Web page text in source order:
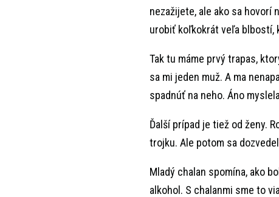
nezažijete, ale ako sa hovorí
urobiť koľkokrát veľa
Tak tu máme prvý trapas,
sa mi jeden muž. A ma
spadnúť na neho. Áno
Ďalší prípad je tiež od ženy.
trojku. Ale potom sa
Mladý chalan spomína, ako
alkohol. S chalanmi sme to